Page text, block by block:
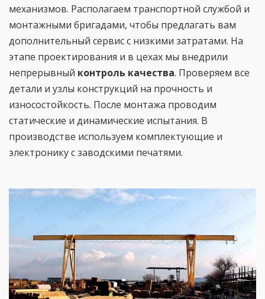
механизмов. Располагаем транспортной службой и
монтажными бригадами, чтобы предлагать вам
дополнительный сервис с низкими затратами. На
этапе проектирования и в цехах мы внедрили
непрерывный контроль качества. Проверяем все
детали и узлы конструкций на прочность и
износостойкость. После монтажа проводим
статические и динамические испытания. В
производстве используем комплектующие и
электронику с заводскими печатями.